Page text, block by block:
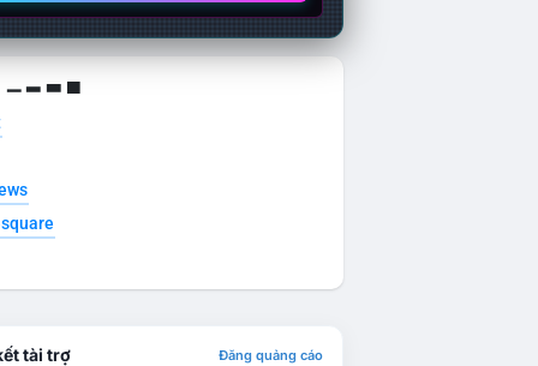
▁ ▂ ▃ ▄
tài trợ Đăng quảng cáo